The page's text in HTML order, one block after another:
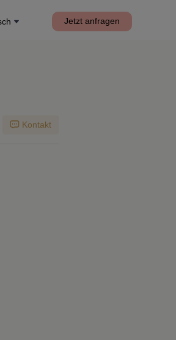
Jetzt anfragen
Kontakt